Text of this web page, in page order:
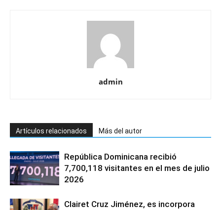
admin
Artículos relacionados Más del autor
República Dominicana recibió
7,700,118 visitantes en el mes de julio
2026
Clairet Cruz Jiménez, es incorpora